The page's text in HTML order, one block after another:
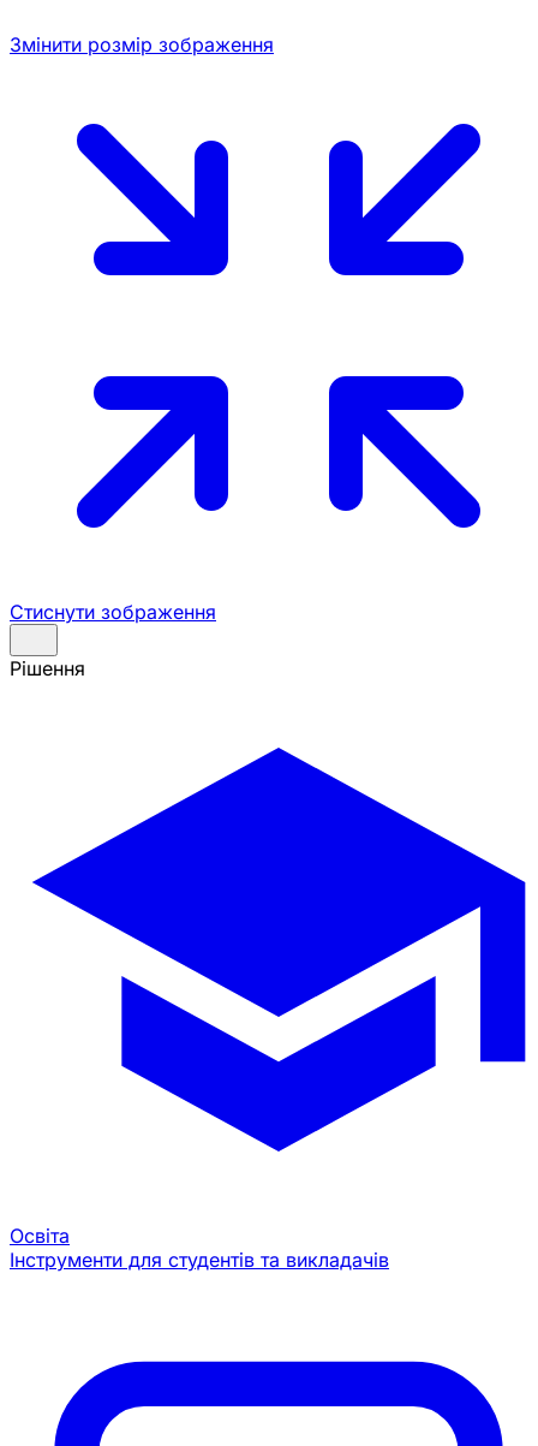
Змінити розмір зображення
Стиснути зображення
Рішення
Освіта
Інструменти для студентів та викладачів